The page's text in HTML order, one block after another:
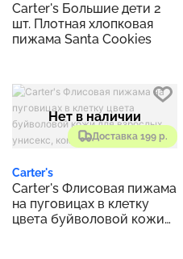
Carter's Большие дети 2
шт. Плотная хлопковая
пижама Santa Cookies
Доставка 199 р.
Нет в наличии
Carter's
Carter's Флисовая пижама
на пуговицах в клетку
цвета буйволовой кожи